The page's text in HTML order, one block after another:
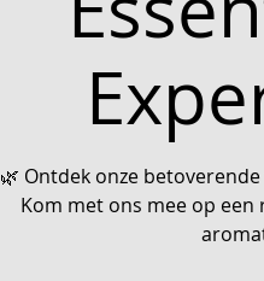
🌿 Ontdek onze
Kom met ons mee op